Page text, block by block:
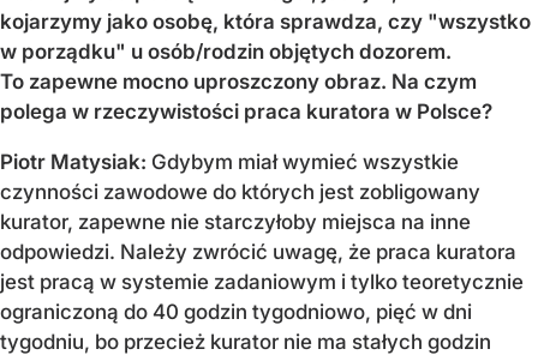
kojarzymy jako osobę, która sprawdza, czy "wszystko
w porządku" u osób/rodzin objętych dozorem.
To zapewne mocno uproszczony obraz. Na czym
polega w rzeczywistości praca kuratora w Polsce?
Piotr Matysiak: Gdybym miał wymieć wszystkie
czynności zawodowe do których jest zobligowany
kurator, zapewne nie starczyłoby miejsca na inne
odpowiedzi. Należy zwrócić uwagę, że praca kuratora
jest pracą w systemie zadaniowym i tylko teoretycznie
ograniczoną do 40 godzin tygodniowo, pięć w dni
tygodniu, bo przecież kurator nie ma stałych godzin